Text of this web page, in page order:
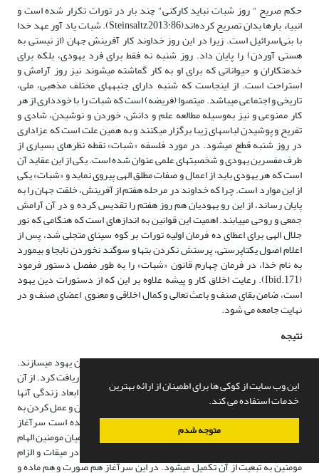
این وب سایت از کوکی ها برای اطمینان از ارائه بهترین
خدمات استفاده می کند.
متوجه شدم
حکم صریح " روز شبات نباید کارکنی" چند بار در تورات تکرار شده است و
انبیاء بارها بدان تصریح کرده‌اند(Steinsaltz,2013:86). شبات یاد آور عهد خدا
با بنی‌اسرائیل است. زیرا در این روز خداوند کار آفرینش جهان (از نیستی به
هستی آوردن) را پایان داد. روز شنبه نه فقط برای فرد یهودی، بلکه برای
خدمتکاران و حیواناتی که برای او به کار گماشته می‏شوند نیز روز آرامش و
استراحت است. از اینجاست که شنبه دارای جنبه‏های مختلف مذهبی، ملی،
تاریخی و اجتماعی می‏باشد. میتصوا (فریضه) است که شبات را با خودداری از هر
کار ممنوعی و نیز به‌وسیله مطالعه علم و دانش، خوردن و نوشیدن، شادی و
تفریح و پوشیدن لباس‏های زیبا برگزار می‏کنند و به همین علت است که عزاداری
در روز شنبه قطع می‏شود. در مورد فلسفه «شبات» نقطه نظرهای بسیاری از
طرف مفسرین یهودی و شخصیت‏های علمی عنوان شده است. یکی از این عقاید آن
است که هر یهودی باید از اعمال و صفات مطلق الهی پیروی نماید و «شبات» یکی
از این موارد است. چرا که خداوند در مرحله هفتم از آفرینش، خلقت جهان را به
پایان رساند، از این رو یهودیان هم روز هفتم را تقدیس کرده و در آن آرامش
جمعی و روحی می‏یابند. اهمیت این قوانین به اندازه‏ای است که هنگامی که نور
جلال الهی برای اعطای ده فرمان اولیه تورات بر کوه سینای متجلی شد، پس از
اعلام اصول یکتاپرستی، پرستش نکردن بت‏ها و سوگند نخوردن نابجا و بی‏مورد
به نام خدا، در فرمان چهارم قانون «شبات» را به طور مفصل دستور فرمود
(Ibid.171). رعایت اخلاق کار و پیشه علاوه بر این که از دستورات دین یهود
است، ضامن بقای صنف و باعث تعالی و کمال اخلاقی و معنوی اعضای صنف و در
نهایت جامعه می شود.
نتیجه
نتایج نشان می­دهد، تورات و تفاسیر آن مفهوم سنت را در دین یهود می­سازند.
سنتی که موسی در مکاشفه کوه سینا و بعد از خروج از مصر دریافت کرد. از آن
پس تورات و تعالیم آن محور زندگی یهودیان شد و به همه ابعاد زندگی آنها
تشخص داد و مهمترین وظیفه یک یهودی در زندگی اش خواندن و عمل کردن به
تورات شد. در این مکاشفه که شرح آن در سفر خروج آمده است سرآغاز
پیشه­ها وحی الهی و حکمتی است که در دل بندگان برگزیده از میان مومنین الهام
می­شود. این الهام با رویت از الگوها توسط حضرت موسی(ع) در میقات و الزام
مومنین به تبعیت از آن تکمیل می­شود. در این سرآغاز هم صورت و هم ماده و